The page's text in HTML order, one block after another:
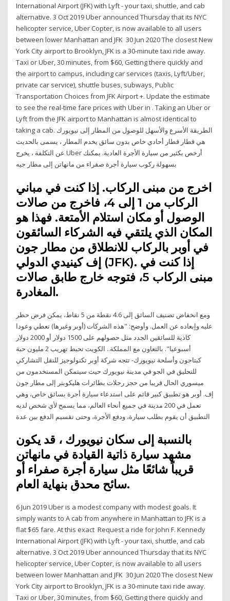
International Airport (JFK) with Lyft - your taxi, shuttle, and cab
alternative. 3 Oct 2019 Uber announced Thursday that its NYC
helicopter service, Uber Copter, is now available to all users
between lower Manhattan and JFK 30 Jun 2020 The closest New
York City airport to Brooklyn, JFK is a 30-minute taxi ride away.
Taxi or Uber, 30 minutes, from $60, Getting there quickly and
the airport to campus, including car services (taxis, Lyft/Uber,
private car service), shuttle buses, subways, Public
Transportation Choices from JFK Airport +. Update the estimate
to see the real-time fare prices with Uber in . Taking an Uber or
Lyft from the JFK airport to Manhattan is almost identical to
taking a cab. الطريقة الأسرع والأسهل للوصول من المطار إلى نيويورك
هي قطار قطار أحادي خاص بدون سائق يخدم المطار ، يسمى بالحديث
عن التكلفة ، يخرج Uber أرخص بكثير من سيارة الأجرة العادية. يمكنك
بسهولة ركوب سيارة أجرة صفراء من مانهاتن إلى مطار جيه
اخرج من مبنى الركاب. إذا كنت في مباني
الركاب من 1 إلى 4، فاخرج من صالات
الوصول أو مكان استلام الأمتعة. فهذا هو
المكان الذي يلتقي فيه الشركاء السائقون
في أوبر بالركاب للانطلاق من مطار جون
إف كينيدي الدولي (JFK). إذا كنت في
مبنى الركاب 5، فتوجه خارج طابق صالات
المغادرة.
ومع انخفاض تصنيف السائق إلى 4.6 نقطة من 5 نقاط، يمكن فرض حظر
عليه وإبعاده عن العمل. وأوضح: "هذه الشركات (أوبر وغيرها) تعطي وعودا
كاذية للسائقين الجدد مثل حصولهم على 1500 دولار أو 2000 دولار
أسبوعيا". بالتعاون مع المملكة.. الكويت تحبط تهريب 2 مليون حبة
كبتاجون وأسلحة نيويورك- تتجه شركة أوبر تكنولوجيز للنقل التشاركي
للتحليق في الجو في مدينة نيويورك حيث سيتمكن المستخدمون من
ميسوري الحال قريبا من حجز رحلات بطائرات هليكوبتر إلى مطار جون
إف. أوبر هو تطبيق كبير قائم على استدعاء سيارة أجرة بسائق خاص، وهي
تعمل في 200 مدينة في جميع أنحاء العالم، مما يسمح لأي شخص لديه
التطبيق أن يقوم بطلب سيارة، ودفع الأجرة، وحتى تقسيم الدفع بين عدة
بالنسبة إلى سكان نيويورك ، قد يكون
مشهد سيارة ذاتية القيادة في مانهاتن
قريباً شائعًا مثل سيارة أجرة صفراء أو
سائح محدق بنهاية العام.
6 Jun 2019 Uber is a modest company with modest goals. It
simply wants to A cab from anywhere in Manhattan to JFK is a
flat $65 fare. At this exact Request a ride for John F. Kennedy
International Airport (JFK) with Lyft - your taxi, shuttle, and cab
alternative. 3 Oct 2019 Uber announced Thursday that its NYC
helicopter service, Uber Copter, is now available to all users
between lower Manhattan and JFK 30 Jun 2020 The closest New
York City airport to Brooklyn, JFK is a 30-minute taxi ride away.
Taxi or Uber, 30 minutes, from $60, Getting there quickly and